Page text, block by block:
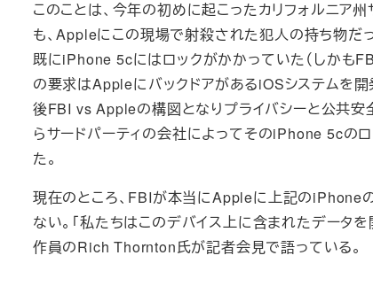
このことは、今年の初めに起こったカリフォルニア
も、Appleにこの現場で射殺された犯人の持ち物だ
既にiPhone 5cにはロックがかかっていた（しかも
の要求はAppleにバックドアがあるiOSシステムを
後FBI vs Appleの構図となりプライバシーと公共
らサードパーティの会社によってそのiPhone 5cの
た。
現在のところ、FBIが本当にAppleに上記のiPhone
ない。「私たちはこのデバイス上に含まれたデータ
作員のRich Thornton氏が記者会見で語っている。